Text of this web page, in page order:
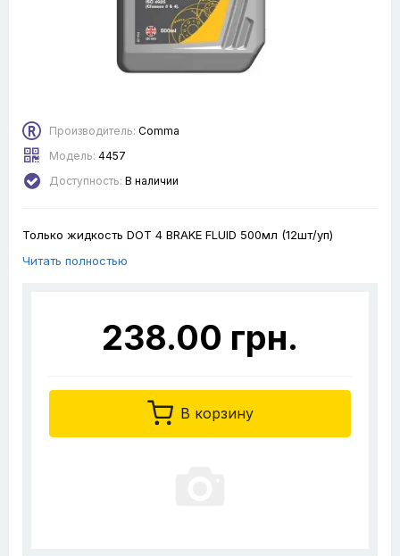
Производитель: Comma
Модель: 4457
Доступность: В наличии
Только жидкость DOT 4 BRAKE FLUID 500мл (12шт/уп)
Читать полностью
238.00 грн.
В корзину